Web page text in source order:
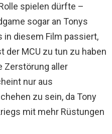
spielen dürfte –
sogar an Tonys
in diesem Film passiert,
der MCU zu tun zu haben
aller
nur aus
zu sein, da Tony
mit mehr Rüstungen